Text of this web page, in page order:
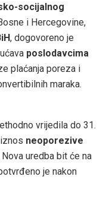
socijalnog
i Hercegovine,
, dogovoreno je
poslodavcima
plaćanja poreza i
maraka.
vrijedila do 31.
neoporezive
uredba bit će na
je nakon